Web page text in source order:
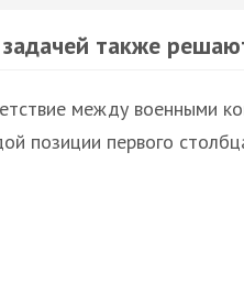
также
между военными
позиции первого